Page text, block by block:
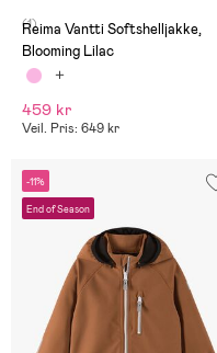
(1)
Reima Vantti Softshelljakke,
Blooming Lilac
459 kr
Veil. Pris: 649 kr
-11%
End of Season